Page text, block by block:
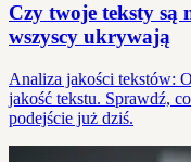
Czy twoje teksty są
wszyscy ukrywają
Analiza jakości tekstów:
jakość tekstu. Sprawdź,
podejście już dziś.